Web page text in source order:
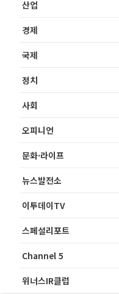
산업
경제
국제
정치
사회
오피니언
문화·라이프
뉴스발전소
이투데이TV
스페셜리포트
Channel 5
위너스IR클럽